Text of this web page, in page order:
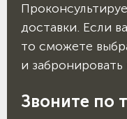
доставки. Если
то сможете
и забронировать
Звоните по